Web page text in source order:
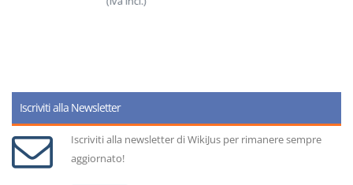
Iscriviti alla Newsletter
Iscriviti alla newsletter di WikiJus per rimanere sempre
aggiornato!